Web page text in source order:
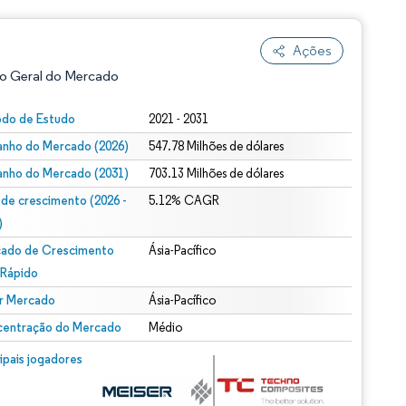
Ações
Geral do Mercado
de Estudo 2021 - 2031
do Mercado (2026) 547.78 Milhões de dólares
do Mercado (2031) 703.13 Milhões de dólares
de crescimento (2026 -
5.12% CAGR
de Crescimento
Ásia-Pacífico
Mercado Ásia-Pacífico
do Mercado Médio
jogadores
© Mordor Intelligence. O reuso requer atribuição conforme CC BY 4.0.
conforme CC BY 4.0.